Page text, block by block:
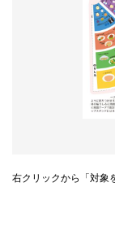
右クリックから「対象